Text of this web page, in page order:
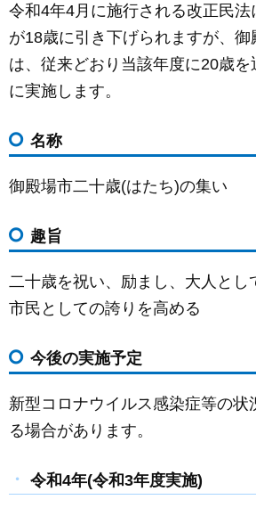
c
e
b
o
o
k
ail ss
e
n
e
令和4年4月に施行される改正民法
が18歳に引き下げられますが、
は、従来どおり当該年度に20歳を
に実施します。
名称
御殿場市二十歳(はたち)の集い
趣旨
二十歳を祝い、励まし、大人とし
市民としての誇りを高める
今後の実施予定
新型コロナウイルス感染症等の状
る場合があります。
令和4年(令和3年度実施)